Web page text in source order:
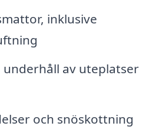
inklusive
underhåll av uteplatser
och snöskottning